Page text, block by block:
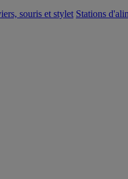
souris et stylet Stations